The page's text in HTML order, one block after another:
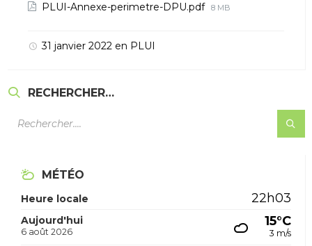
PLUI-Annexe-perimetre-DPU.pdf 8 MB
31 janvier 2022 en PLUI
RECHERCHER…
MÉTÉO
Heure locale 22h03
Aujourd'hui
6 août 2026
15°C
3 m/s